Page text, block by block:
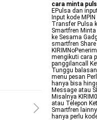
cara minta
EPulsa dan
Input kode
Transfer Pulsa
Smartfren
ke Sesama
smartfren
mengikuti cara
panggilancall
Tunggu
menu pesan
hanya bisa
Message atau
Misalnya
atau Telepon
Smartfren
hanya perlu